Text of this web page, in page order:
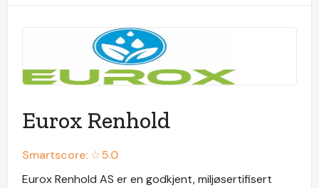
Eurox Renhold
Smartscore: ☆5.0
Eurox Renhold AS er en godkjent, miljøsertifisert